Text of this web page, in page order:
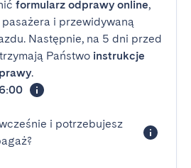
formularz odprawy online,
i przewidywaną
Następnie, na 5 dni przed
Państwo instrukcje
.
i potrzebujesz